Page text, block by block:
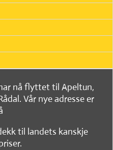
nå flyttet til Apeltun,
Vår nye adresse er
til landets kanskje